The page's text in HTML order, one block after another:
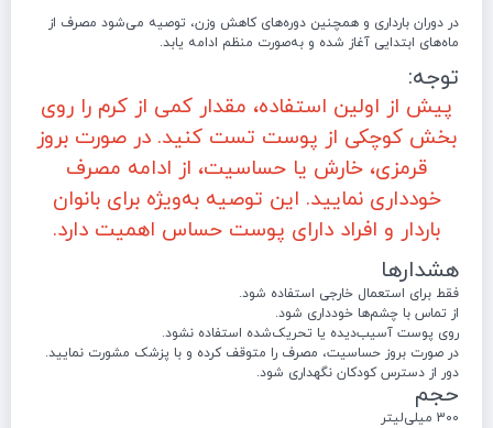
در دوران بارداری و همچنین دوره‌های کاهش وزن، توصیه می‌شود مصرف از
ماه‌های ابتدایی آغاز شده و به‌صورت منظم ادامه یابد.
توجه:
پیش از اولین استفاده، مقدار کمی از کرم را روی
بخش کوچکی از پوست تست کنید. در صورت بروز
قرمزی، خارش یا حساسیت، از ادامه مصرف
خودداری نمایید. این توصیه به‌ویژه برای بانوان
باردار و افراد دارای پوست حساس اهمیت دارد.
هشدارها
فقط برای استعمال خارجی استفاده شود.
از تماس با چشم‌ها خودداری شود.
روی پوست آسیب‌دیده یا تحریک‌شده استفاده نشود.
در صورت بروز حساسیت، مصرف را متوقف کرده و با پزشک مشورت نمایید.
دور از دسترس کودکان نگهداری شود.
حجم
300 میلی‌لیتر